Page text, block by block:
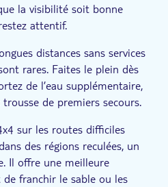
la visibilité soit bonne
attentif.
distances sans services
rares. Faites le plein dès
de l’eau supplémentaire,
de premiers secours.
sur les routes difficiles
des régions reculées, un
Il offre une meilleure
franchir le sable ou les